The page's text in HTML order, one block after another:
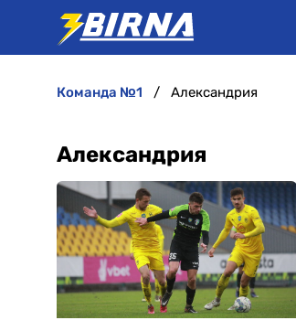
команда №1 Александрия
Александрия